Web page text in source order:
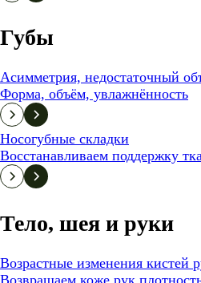
Губы
Асимметрия, недостаточный
Форма, объём, увлажнённость
Носогубные складки
Восстанавливаем поддержку
Тело, шея и руки
Возрастные изменения кистей
Возвращаем коже рук